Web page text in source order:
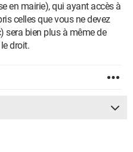
en mairie), qui ayant accès à
celles que vous ne devez
sera bien plus à même de
droit.